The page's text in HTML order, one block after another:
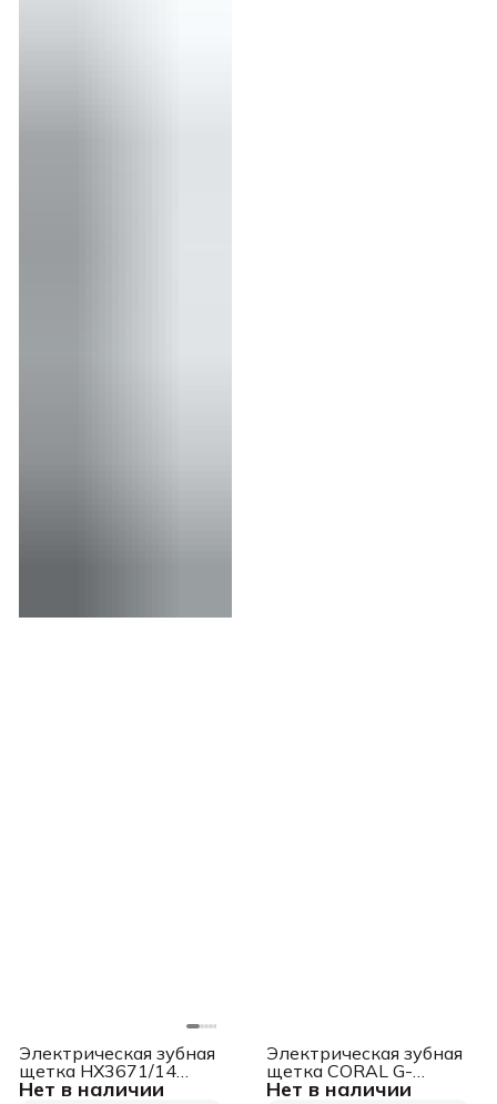
Нет в наличии
Электрическая зубная
щетка HX3671/14
PHILIPS
Нет в наличии
Электрическая зубная
щетка CORAL G-
HL11WHT WHITE